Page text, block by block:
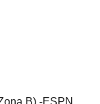
B) -ESPN